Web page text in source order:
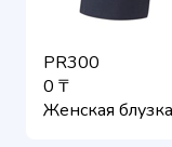
PR300
0 ₸
Женская